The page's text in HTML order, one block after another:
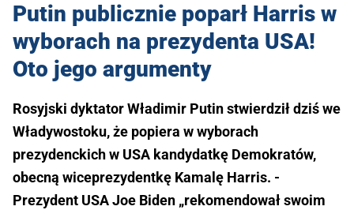
Putin publicznie poparł Harris w
wyborach na prezydenta USA!
Oto jego argumenty
Rosyjski dyktator Władimir Putin stwierdził dziś we
Władywostoku, że popiera w wyborach
prezydenckich w USA kandydatkę Demokratów,
obecną wiceprezydentkę Kamalę Harris. -
Prezydent USA Joe Biden „rekomendował swoim